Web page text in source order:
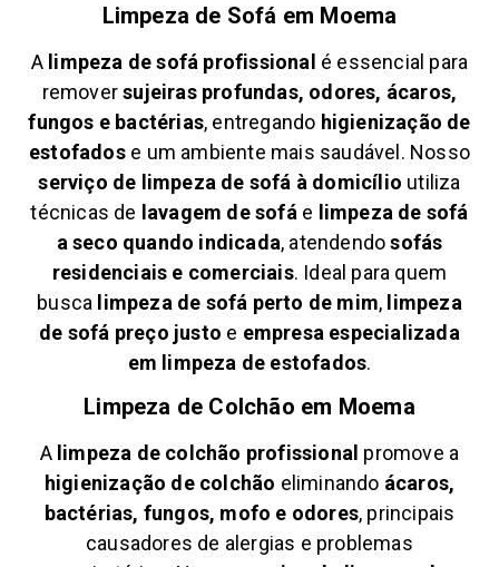
Limpeza de Sofá em Moema
A limpeza de sofá profissional é essencial para
removersujeiras profundas, odores, ácaros,
fungos e bactérias, entregando higienização de
estofadose um ambiente mais saudável. Nosso
serviço de limpeza de sofá à domicílio utiliza
técnicas de lavagem de sofá e limpeza de sofá
a seco quando indicada, atendendosofás
residenciais e comerciais. Ideal para quem
busca limpeza de sofá perto de mim, limpeza
de sofá preço justo e empresa especializada
em limpeza de estofados.
Limpeza de Colchão em Moema
A limpeza de colchão profissional promove a
higienização de colchão eliminando ácaros,
bactérias, fungos, mofo e odores, principais
causadores de alergias e problemas